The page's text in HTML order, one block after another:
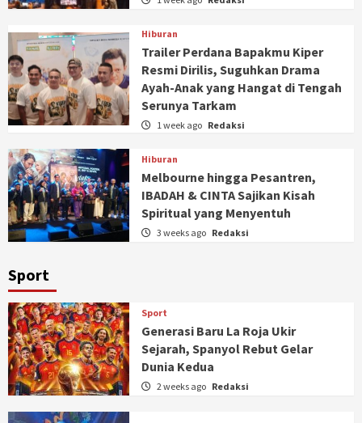
Hiburan
Trailer Perdana Bapakmu Kiper
Resmi Dirilis, Suguhkan Drama
Ayah-Anak yang Hangat di Tengah
Serunya Tarkam
1 week ago Redaksi
Hiburan
Melbourne hingga Pesantren,
IBADAH & CINTA Sajikan Kisah
Spiritual yang Menyentuh
3 weeks ago Redaksi
Sport
Sport
Generasi Baru La Roja Ukir
Sejarah, Spanyol Rebut Gelar
Dunia Kedua
2 weeks ago Redaksi